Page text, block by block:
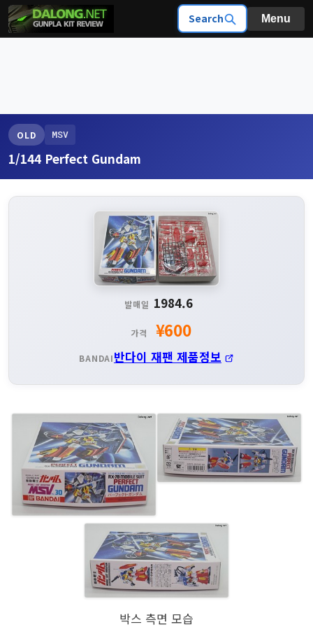
Search Menu
OLD MSV
1/144 Perfect Gundam
발매일 1984.6
가격 ¥600
BANDAI반다이 재팬 제품정보
박스 측면 모습